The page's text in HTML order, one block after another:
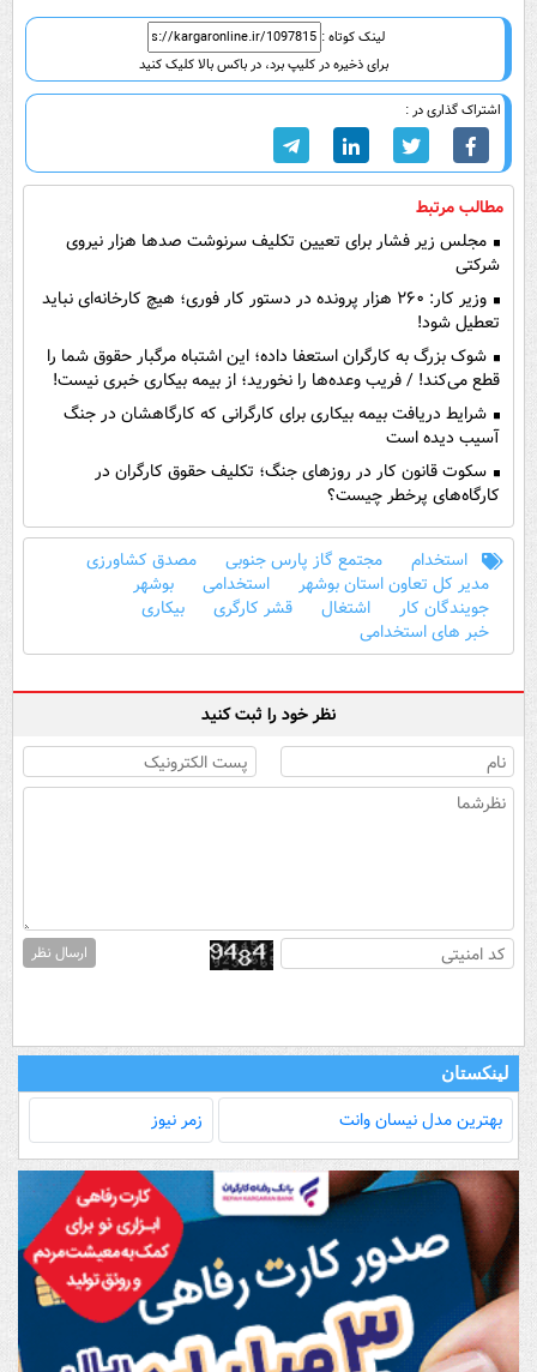
لینک کوتاه :
برای ذخیره در کلیپ برد، در باکس بالا کلیک کنید
اشتراک گذاری در :
مطالب مرتبط
مجلس زیر فشار برای تعیین تکلیف سرنوشت صدها هزار نیروی
شرکتی
وزیر کار: ۲۶۰ هزار پرونده در دستور کار فوری؛ هیچ کارخانه‌ای نباید
تعطیل شود!
شوک بزرگ به کارگران استعفا داده؛ این اشتباه مرگبار حقوق شما را
قطع می‌کند! / فریب وعده‌ها را نخورید؛ از بیمه بیکاری خبری نیست!
شرایط دریافت بیمه بیکاری برای کارگرانی که کارگاهشان در جنگ
آسیب دیده است
سکوت قانون کار در روزهای جنگ؛ تکلیف حقوق کارگران در
کارگاه‌های پرخطر چیست؟
استخدام مجتمع گاز پارس جنوبی
مصدق کشاورزی
مدیر کل تعاون استان بوشهر
استخدامی
بوشهر
جویندگان کار
اشتغال قشر کارگری
بیکاری
خبر های استخدامی
نظر خود را ثبت کنید
ارسال نظر
لینکستان
بهترین مدل‌ نیسان وانت زمر نیوز